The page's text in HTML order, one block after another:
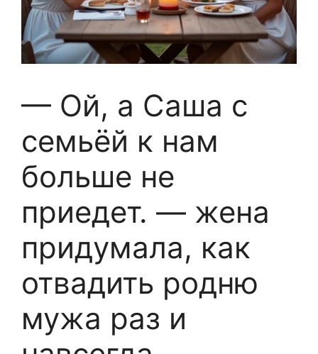
— Ой, а Саша с
семьёй к нам
больше не
приедет. — жена
придумала, как
отвадить родню
мужа раз и